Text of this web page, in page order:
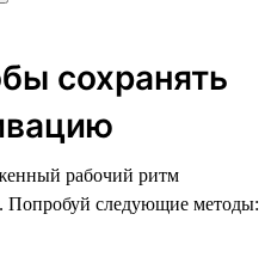
сохранять
рабочий ритм
Попробуй следующие методы: